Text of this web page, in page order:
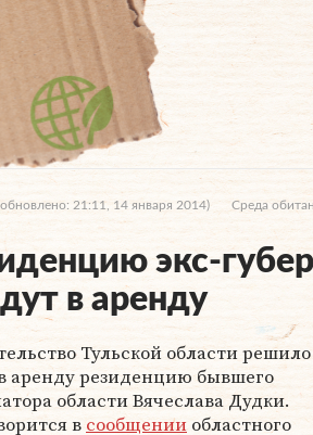
21:11, 14 января 2014) Среда
экс-
в аренду
Тульской области решило
аренду резиденцию бывшего
области Вячеслава Дудки.
в сообщенииобластного